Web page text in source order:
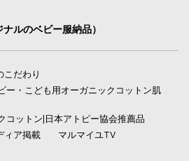
ルのベビー服納品）
こだわり
ー・こども用オーガニックコットン肌
コットン|日本アトピー協会推薦品
ィア掲載 マルマイユTV